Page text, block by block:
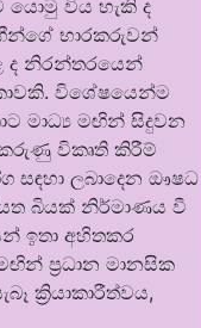
යොමු විය හැකි ද
භාරකරුවන්
ද නිරන්තරයෙන්
විශේෂයෙන්ම
මාධ්‍ය මඟින් සිදුවන
කරුණු විකෘති කිරීම්
සඳහා ලබාදෙන ඖෂධ
බියක් නිර්මාණය වී
ඉතා අහිතකර
ප්‍රධාන මානසික
ක්‍රියාකාරීත්වය,